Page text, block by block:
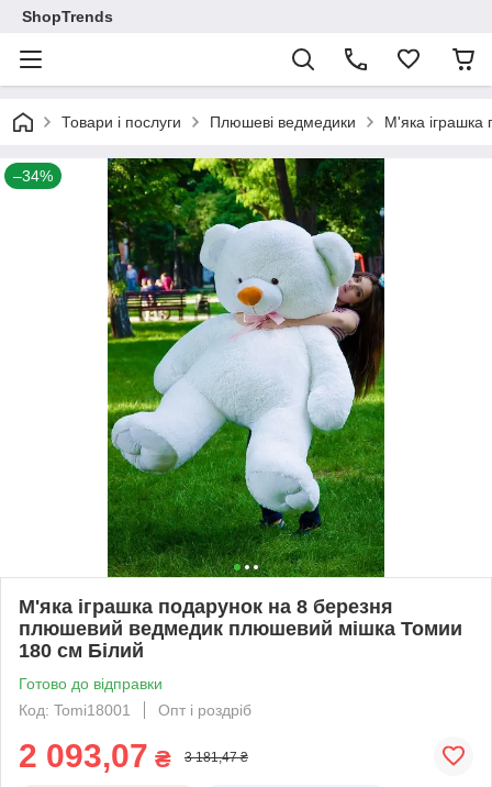
ShopTrends
Товари і послуги Плюшеві ведмедики М'яка
–34%
М'яка іграшка подарунок на 8 березня
плюшевий ведмедик плюшевий мішка Томии
180 см Білий
Готово до відправки
Код: Tomi18001
Опт і роздріб
2 093,07 ₴ 3 181,47 ₴